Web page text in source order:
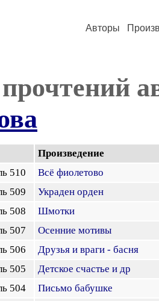
Авторы
Произведение
510
Всё фиолетово
509
Украден орден
508
Шмотки
507
Осенние мотивы
506
Друзья и враги - басня
505
Детское счастье и др
504
Письмо бабушке